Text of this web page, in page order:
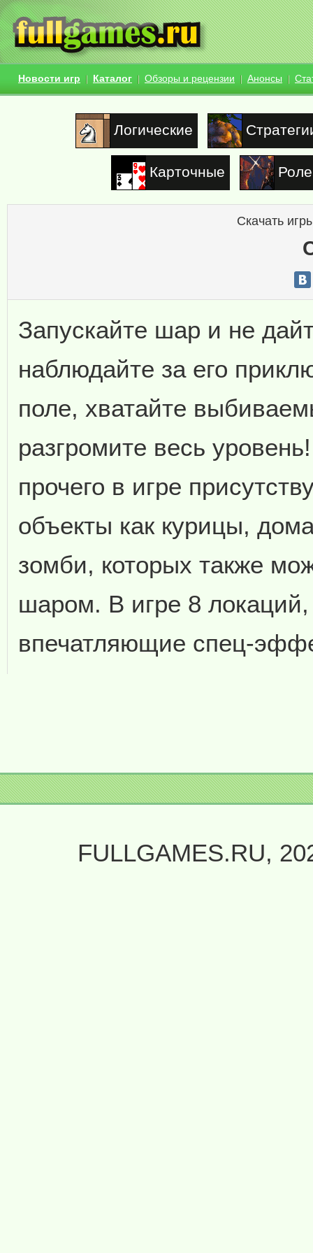
Новости игр Каталог Обзоры и рецензии Анонсы
Логические
Карточные
Скачать
Запускайте шар и не
наблюдайте за его
поле, хватайте
разгромите весь
прочего в игре
объекты как курицы,
зомби, которых также
шаром. В игре 8
впечатляющие спец-
FULLGAMES.RU,